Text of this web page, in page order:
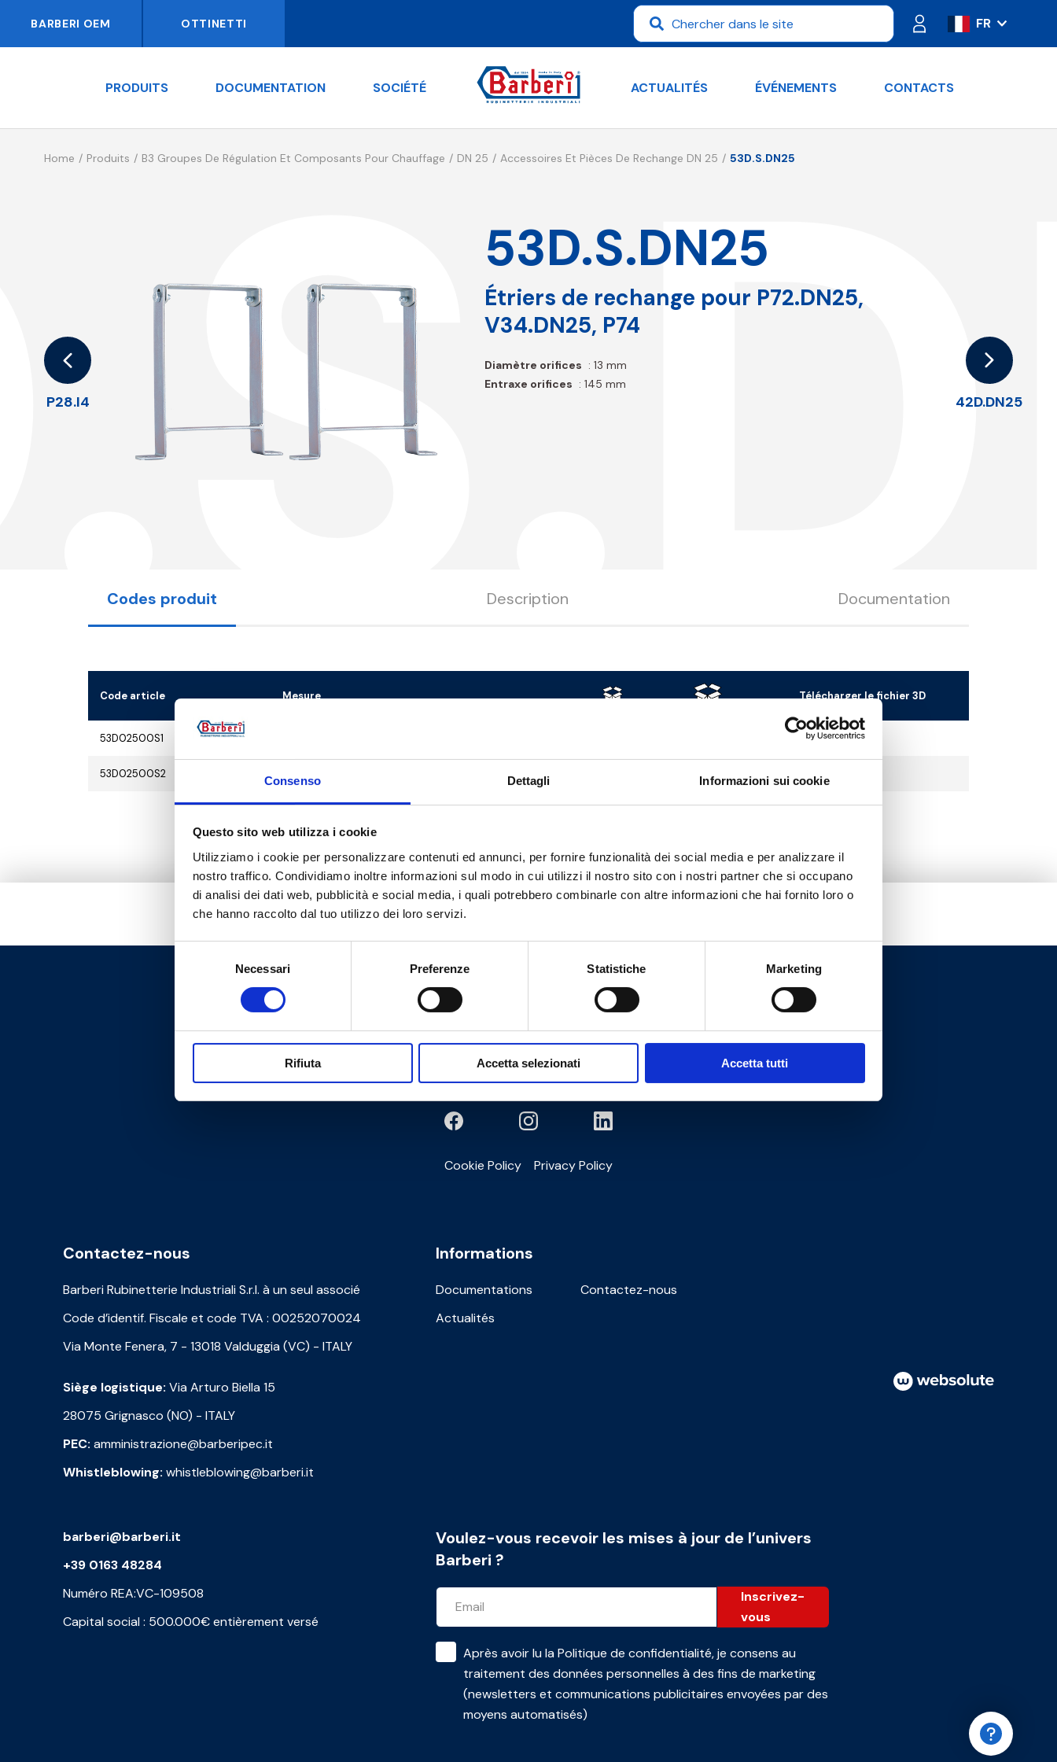
Consenso Dettagli Informazioni sui cookie
Questo sito web utilizza i cookie
Utilizziamo i cookie per personalizzare contenuti ed annunci, per fornire funzionalità dei social media e per analizzare il
nostro traffico. Condividiamo inoltre informazioni sul modo in cui utilizzi il nostro sito con i nostri partner che si occupano
di analisi dei dati web, pubblicità e social media, i quali potrebbero combinarle con altre informazioni che hai fornito loro o
che hanno raccolto dal tuo utilizzo dei loro servizi.
Selezione
Necessari Preferenze Statistiche Marketing
Rifiuta Accetta selezionati Accetta tutti
BARBERI OEM OTTINETTI
FR
IT
DE
PRODUITS DOCUMENTATION SOCIÉTÉ ACTUALITÉS ÉVÉNEMENTS CONTACTS
Home Produits B3 Groupes De Régulation Et Composants Pour Chauffage DN 25 Accessoires Et Pièces De Rechange DN 25 53D.S.DN25
P28.I4 42D.DN25
53D.S.DN25
Étriers de rechange pour P72.DN25,
V34.DN25, P74
Diamètre orifices : 13 mm
Entraxe orifices : 145 mm
Codes produit Description Documentation
Code article Mesure Télécharger le fichier 3D
53D02500S1
53D02500S2 -
Cookie Policy Privacy Policy
Contactez-nous
Barberi Rubinetterie Industriali S.r.l. à un seul associé
Code d’identif. Fiscale et code TVA : 00252070024
Via Monte Fenera, 7 - 13018 Valduggia (VC) - ITALY
Siège logistique: Via Arturo Biella 15
28075 Grignasco (NO) - ITALY
PEC: amministrazione@barberipec.it
Whistleblowing: whistleblowing@barberi.it
Informations
Documentations
Contactez-nous
Actualités
barberi@barberi.it
+39 0163 48284
Numéro REA:VC-109508
Capital social : 500.000€ entièrement versé
Voulez-vous recevoir les mises à jour de l’univers
Barberi ?
Inscrivez-
vous
Après avoir lu laPolitique de confidentialité, je consens au
traitement des données personnelles à des fins de marketing
(newsletters et communications publicitaires envoyées par des
moyens automatisés)